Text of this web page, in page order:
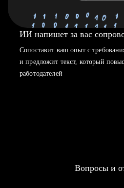
ИИ напишет за вас
Сопоставит ваш опыт с
и предложит текст, который
работодателей
Вопросы и